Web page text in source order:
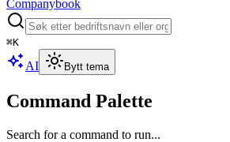
Companybook
⌘K
AI Bytt tema
Command Palette
Search for a command to run...